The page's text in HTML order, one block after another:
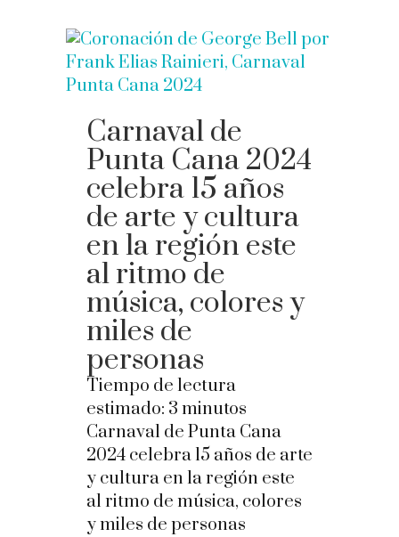
Carnaval de
Punta Cana 2024
celebra 15 años
de arte y cultura
en la región este
al ritmo de
música, colores y
miles de
personas
Tiempo de lectura
estimado: 3 minutos
Carnaval de Punta Cana
2024 celebra 15 años de arte
y cultura en la región este
al ritmo de música, colores
y miles de personas